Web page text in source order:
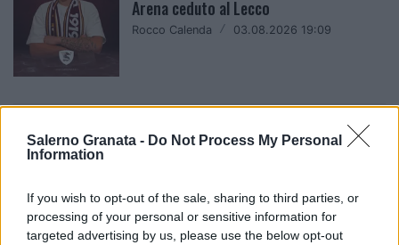
Salerno Granata - Do Not Process My Personal
Information
If you wish to opt-out of the sale, sharing to third parties, or
processing of your personal or sensitive information for
targeted advertising by us, please use the below opt-out
Arena ceduto al Lecco
Rocco Calenda / 03.08.2026 19:09
LONGOBARDA SALERNO A.S.D.